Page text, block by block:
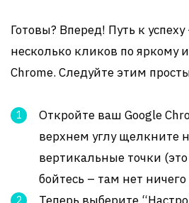
Готовы? Вперед! Путь к
несколько кликов по яркому
Chrome. Следуйте этим
Откройте ваш Google
верхнем углу щелкните
вертикальные точки
бойтесь – там нет